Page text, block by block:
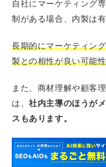
自社にマーケティング
制がある場合、内製は
長期的にマーケティン
製との相性が良い可能
また、商材理解や顧客
は、社内主導のほうが
スもあります。